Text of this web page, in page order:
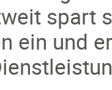
spart
ein und